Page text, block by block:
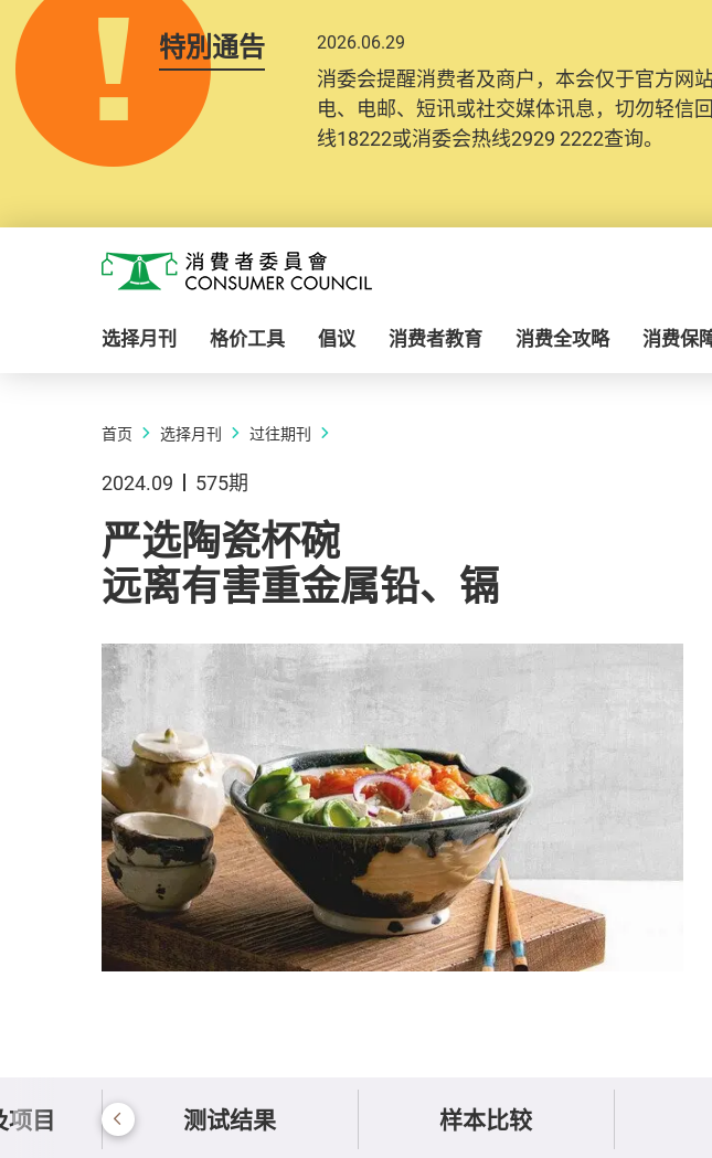
特別通告 2026.06.29
消委会提醒消费者及商户，本会仅于官方网
电、电邮、短讯或社交媒体讯息，切勿轻信
线18222或消委会热线2929 2222查询。
消费者委员会
选择月刊 格价工具 倡议 消费者教育 消费全攻略 消费保
首页 选择月刊 过往期刊
2024.09 575期
严选陶瓷杯碗
远离有害重金属铅、镉
项目 测试结果 样本比较